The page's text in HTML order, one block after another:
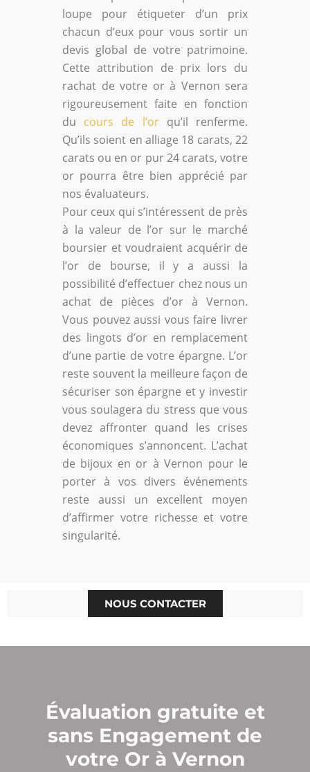
loupe pour étiqueter d’un prix
chacun d’eux pour vous sortir un
devis global de votre patrimoine.
Cette attribution de prix lors du
rachat de votre or à Vernon sera
rigoureusement faite en fonction
du cours de l’orqu’il renferme.
Qu’ils soient en alliage 18 carats, 22
carats ou en or pur 24 carats, votre
or pourra être bien apprécié par
nos évaluateurs.
Pour ceux qui s’intéressent de près
à la valeur de l’or sur le marché
boursier et voudraient acquérir de
l’or de bourse, il y a aussi la
possibilité d’effectuer chez nous un
achat de pièces d’or à Vernon.
Vous pouvez aussi vous faire livrer
des lingots d’or en remplacement
d’une partie de votre épargne. L’or
reste souvent la meilleure façon de
sécuriser son épargne et y investir
vous soulagera du stress que vous
devez affronter quand les crises
économiques s’annoncent. L’achat
de bijoux en or à Vernon pour le
porter à vos divers événements
reste aussi un excellent moyen
d’affirmer votre richesse et votre
singularité.
NOUS CONTACTER
Évaluation gratuite et
sans Engagement de
votre Or à Vernon